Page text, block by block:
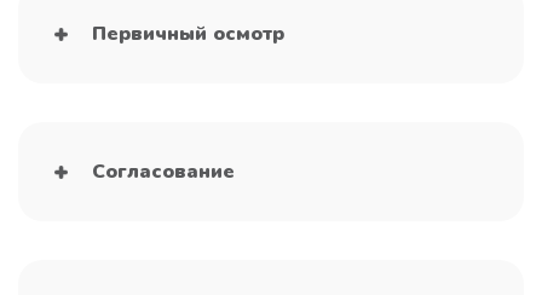
Первичный осмотр
Согласование